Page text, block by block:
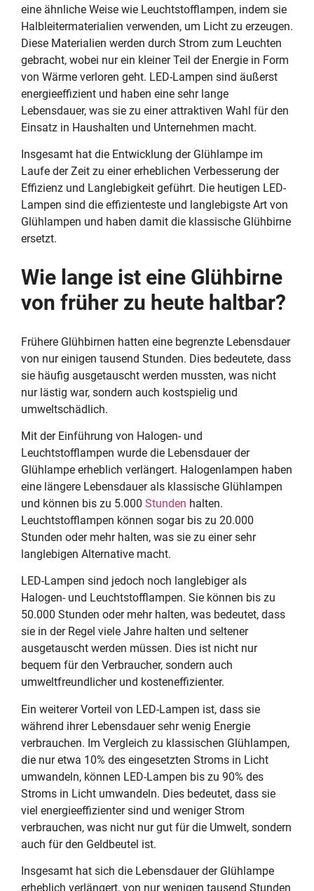
eine ähnliche Weise wie Leuchtstofflampen, indem sie
Halbleitermaterialien verwenden, um Licht zu erzeugen.
Diese Materialien werden durch Strom zum Leuchten
gebracht, wobei nur ein kleiner Teil der Energie in Form
von Wärme verloren geht. LED-Lampen sind äußerst
energieeffizient und haben eine sehr lange
Lebensdauer, was sie zu einer attraktiven Wahl für den
Einsatz in Haushalten und Unternehmen macht.
Insgesamt hat die Entwicklung der Glühlampe im
Laufe der Zeit zu einer erheblichen Verbesserung der
Effizienz und Langlebigkeit geführt. Die heutigen LED-
Lampen sind die effizienteste und langlebigste Art von
Glühlampen und haben damit die klassische Glühbirne
ersetzt.
Wie lange ist eine Glühbirne
von früher zu heute haltbar?
Frühere Glühbirnen hatten eine begrenzte Lebensdauer
von nur einigen tausend Stunden. Dies bedeutete, dass
sie häufig ausgetauscht werden mussten, was nicht
nur lästig war, sondern auch kostspielig und
umweltschädlich.
Mit der Einführung von Halogen- und
Leuchtstofflampen wurde die Lebensdauer der
Glühlampe erheblich verlängert. Halogenlampen haben
eine längere Lebensdauer als klassische Glühlampen
und können bis zu 5.000 Stunden halten.
Leuchtstofflampen können sogar bis zu 20.000
Stunden oder mehr halten, was sie zu einer sehr
langlebigen Alternative macht.
LED-Lampen sind jedoch noch langlebiger als
Halogen- und Leuchtstofflampen. Sie können bis zu
50.000 Stunden oder mehr halten, was bedeutet, dass
sie in der Regel viele Jahre halten und seltener
ausgetauscht werden müssen. Dies ist nicht nur
bequem für den Verbraucher, sondern auch
umweltfreundlicher und kosteneffizienter.
Ein weiterer Vorteil von LED-Lampen ist, dass sie
während ihrer Lebensdauer sehr wenig Energie
verbrauchen. Im Vergleich zu klassischen Glühlampen,
die nur etwa 10% des eingesetzten Stroms in Licht
umwandeln, können LED-Lampen bis zu 90% des
Stroms in Licht umwandeln. Dies bedeutet, dass sie
viel energieeffizienter sind und weniger Strom
verbrauchen, was nicht nur gut für die Umwelt, sondern
auch für den Geldbeutel ist.
Insgesamt hat sich die Lebensdauer der Glühlampe
erheblich verlängert, von nur wenigen tausend Stunden